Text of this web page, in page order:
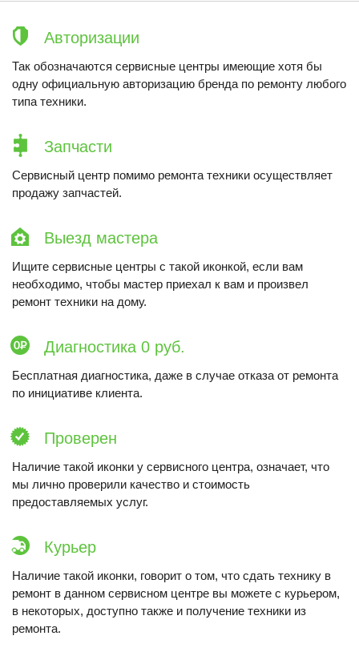
Авторизации
Так обозначаются сервисные центры имеющие хотя бы
одну официальную авторизацию бренда по ремонту любого
типа техники.
Запчасти
Сервисный центр помимо ремонта техники осуществляет
продажу запчастей.
Выезд мастера
Ищите сервисные центры с такой иконкой, если вам
необходимо, чтобы мастер приехал к вам и произвел
ремонт техники на дому.
Диагностика 0 руб.
Бесплатная диагностика, даже в случае отказа от ремонта
по инициативе клиента.
Проверен
Наличие такой иконки у сервисного центра, означает, что
мы лично проверили качество и стоимость
предоставляемых услуг.
Курьер
Наличие такой иконки, говорит о том, что сдать технику в
ремонт в данном сервисном центре вы можете с курьером,
в некоторых, доступно также и получение техники из
ремонта.